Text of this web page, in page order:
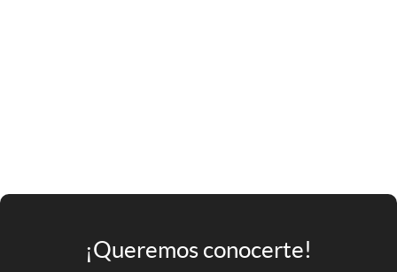
¡Queremos conocerte!